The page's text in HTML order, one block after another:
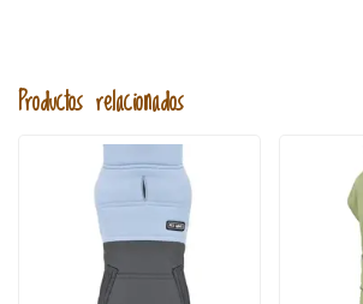
Productos relacionados